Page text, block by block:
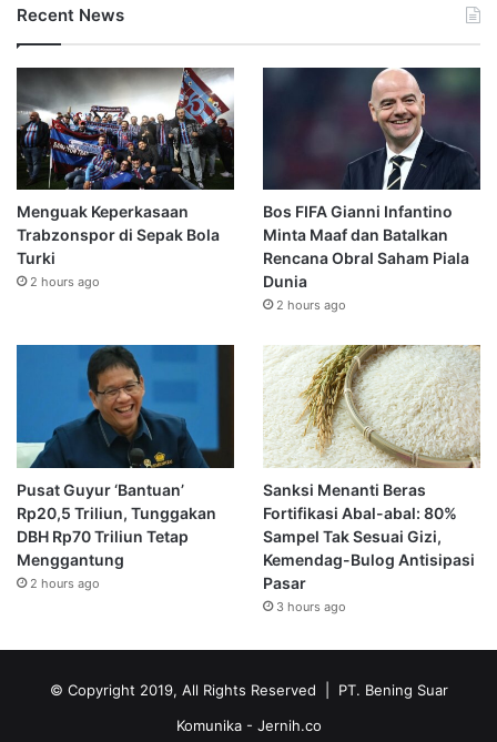
Recent News
Menguak Keperkasaan
Trabzonspor di Sepak Bola
Turki
2 hours ago
Bos FIFA Gianni Infantino
Minta Maaf dan Batalkan
Rencana Obral Saham Piala
Dunia
2 hours ago
Pusat Guyur ‘Bantuan’
Rp20,5 Triliun, Tunggakan
DBH Rp70 Triliun Tetap
Menggantung
2 hours ago
Sanksi Menanti Beras
Fortifikasi Abal-abal: 80%
Sampel Tak Sesuai Gizi,
Kemendag-Bulog Antisipasi
Pasar
3 hours ago
© Copyright 2019, All Rights Reserved | PT. Bening Suar
Komunika - Jernih.co